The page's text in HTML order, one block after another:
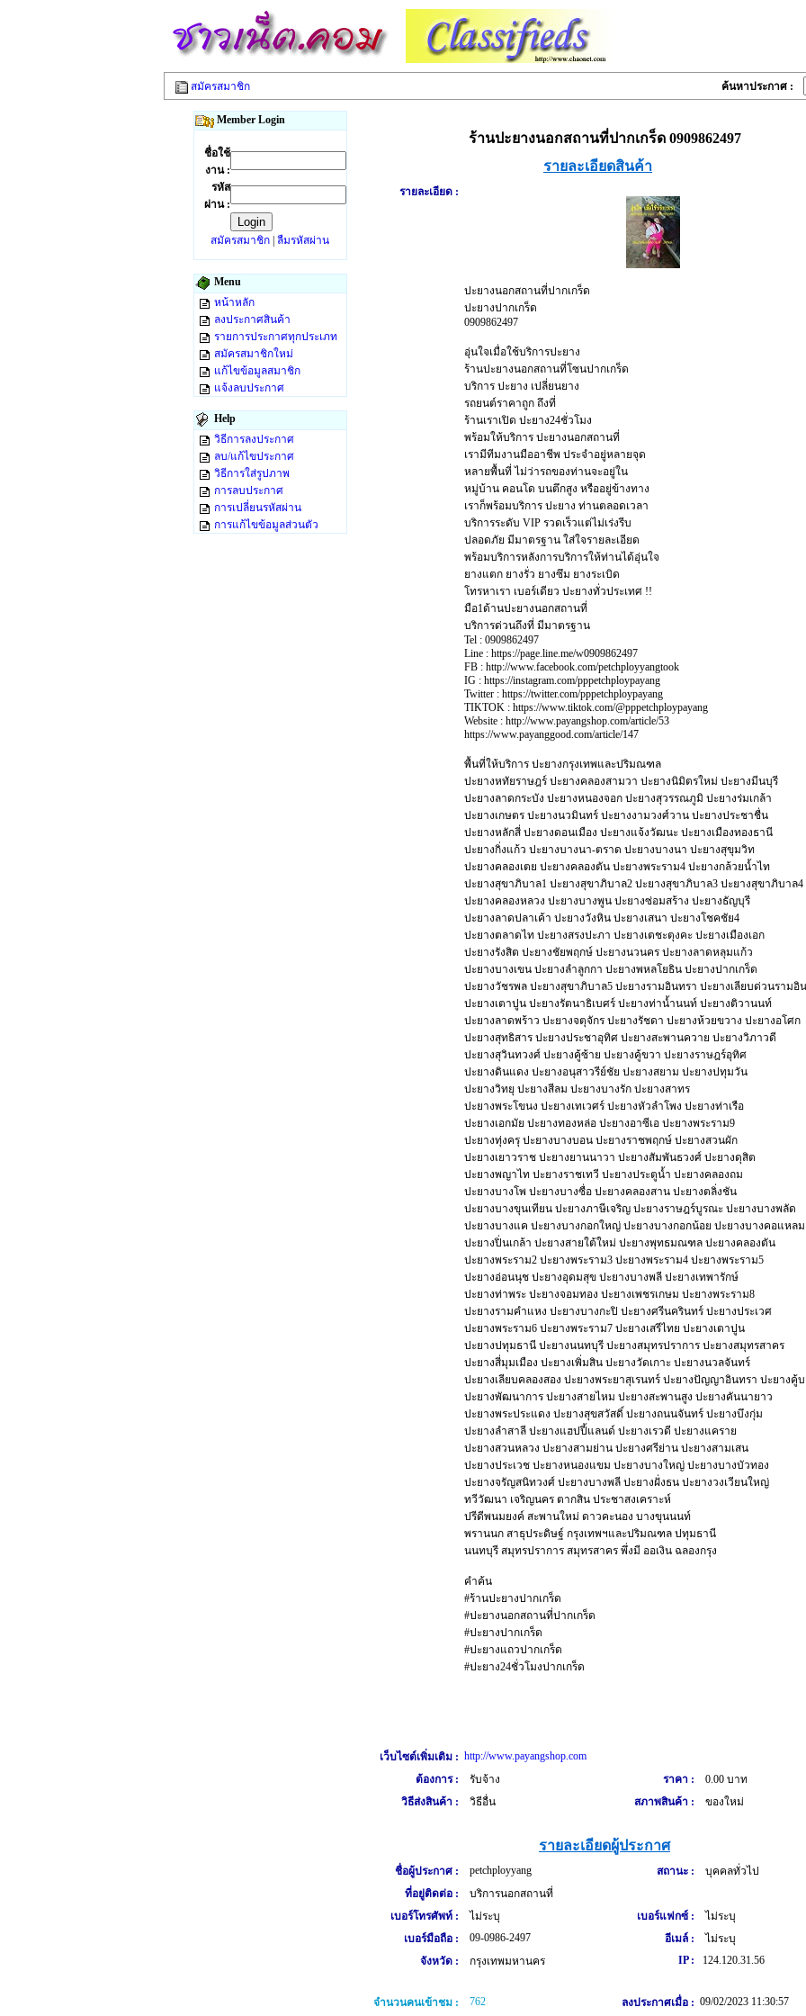
สมัครสมาชิก ค้นหาประกาศ :
Member Login
ชื่อใช้
งาน :
รหัส
ผ่าน :
สมัครสมาชิก ลืมรหัสผ่าน
Menu
หน้าหลัก
ลงประกาศสินค้า
รายการประกาศทุกประเภท
สมัครสมาชิกใหม่
แก้ไขข้อมูลสมาชิก
แจ้งลบประกาศ
Help
วิธีการลงประกาศ
ลบ/แก้ไขประกาศ
วิธีการใส่รูปภาพ
การลบประกาศ
การเปลี่ยนรหัสผ่าน
การแก้ไขข้อมูลส่วนตัว
ร้านปะยางนอกสถานที่ปากเกร็ด 0909862497
รายละเอียดสินค้า
รายละเอียด :
ปะยางนอกสถานที่ปากเกร็ด
ปะยางปากเกร็ด
0909862497
อุ่นใจเมื่อใช้บริการปะยาง
ร้านปะยางนอกสถานที่โซนปากเกร็ด
บริการ ปะยาง เปลี่ยนยาง
รถยนต์ราคาถูก ถึงที่
ร้านเราเปิด ปะยาง24ชั่วโมง
พร้อมให้บริการ ปะยางนอกสถานที่
เรามีทีมงานมืออาชีพ ประจำอยู่หลายจุด
หลายพื้นที่ ไม่ว่ารถของท่านจะอยู่ใน
หมู่บ้าน คอนโด บนตึกสูง หรืออยู่ข้างทาง
เราก็พร้อมบริการ ปะยาง ท่านตลอดเวลา
บริการระดับ VIP รวดเร็วแต่ไม่เร่งรีบ
ปลอดภัย มีมาตรฐาน ใส่ใจรายละเอียด
พร้อมบริการหลังการบริการให้ท่านได้อุ่นใจ
ยางแตก ยางรั่ว ยางซึม ยางระเบิด
โทรหาเรา เบอร์เดียว ปะยางทั่วประเทศ !!
มือ1ด้านปะยางนอกสถานที่
บริการด่วนถึงที่ มีมาตรฐาน
Tel : 0909862497
Line : https://page.line.me/w0909862497
FB : http://www.facebook.com/petchployyangtook
IG : https://instagram.com/pppetchploypayang
Twitter : https://twitter.com/pppetchploypayang
TIKTOK : https://www.tiktok.com/@pppetchploypayang
Website : http://www.payangshop.com/article/53
https://www.payanggood.com/article/147
พื้นที่ให้บริการ ปะยางกรุงเทพและปริมณฑล
ปะยางหทัยราษฎร์ ปะยางคลองสามวา ปะยางนิมิตรใหม่ ปะยางมีนบุรี
ปะยางลาดกระบัง ปะยางหนองจอก ปะยางสุวรรณภูมิ ปะยางร่มเกล้า
ปะยางเกษตร ปะยางนวมินทร์ ปะยางงามวงศ์วาน ปะยางประชาชื่น
ปะยางหลักสี่ ปะยางดอนเมือง ปะยางแจ้งวัฒนะ ปะยางเมืองทองธานี
ปะยางกิ่งแก้ว ปะยางบางนา-ตราด ปะยางบางนา ปะยางสุขุมวิท
ปะยางคลองเตย ปะยางคลองตัน ปะยางพระราม4 ปะยางกล้วยน้ำไท
ปะยางสุขาภิบาล1 ปะยางสุขาภิบาล2 ปะยางสุขาภิบาล3 ปะยางสุขาภิบาล4
ปะยางคลองหลวง ปะยางบางพูน ปะยางซ่อมสร้าง ปะยางธัญบุรี
ปะยางลาดปลาเค้า ปะยางวังหิน ปะยางเสนา ปะยางโชคชัย4
ปะยางตลาดไท ปะยางสรงปะภา ปะยางเตชะตุงคะ ปะยางเมืองเอก
ปะยางรังสิต ปะยางชัยพฤกษ์ ปะยางนวนคร ปะยางลาดหลุมแก้ว
ปะยางบางเขน ปะยางลำลูกกา ปะยางพหลโยธิน ปะยางปากเกร็ด
ปะยางวัชรพล ปะยางสุขาภิบาล5 ปะยางรามอินทรา ปะยางเลียบด่วนรามอิ
ปะยางเตาปูน ปะยางรัตนาธิเบศร์ ปะยางท่าน้ำนนท์ ปะยางติวานนท์
ปะยางลาดพร้าว ปะยางจตุจักร ปะยางรัชดา ปะยางห้วยขวาง ปะยางอโศก
ปะยางสุทธิสาร ปะยางประชาอุทิศ ปะยางสะพานควาย ปะยางวิภาวดี
ปะยางสุวินทวงศ์ ปะยางคู้ซ้าย ปะยางคู้ขวา ปะยางราษฎร์อุทิศ
ปะยางดินแดง ปะยางอนุสาวรีย์ชัย ปะยางสยาม ปะยางปทุมวัน
ปะยางวิทยุ ปะยางสีลม ปะยางบางรัก ปะยางสาทร
ปะยางพระโขนง ปะยางเทเวศร์ ปะยางหัวลำโพง ปะยางท่าเรือ
ปะยางเอกมัย ปะยางทองหล่อ ปะยางอาซีเอ ปะยางพระราม9
ปะยางทุ่งครุ ปะยางบางบอน ปะยางราชพฤกษ์ ปะยางสวนผัก
ปะยางเยาวราช ปะยางยานนาวา ปะยางสัมพันธวงศ์ ปะยางดุสิต
ปะยางพญาไท ปะยางราชเทวี ปะยางประตูน้ำ ปะยางคลองถม
ปะยางบางโพ ปะยางบางซื่อ ปะยางคลองสาน ปะยางตลิ่งชัน
ปะยางบางขุนเทียน ปะยางภาษีเจริญ ปะยางราษฎร์บูรณะ ปะยางบางพลัด
ปะยางบางแค ปะยางบางกอกใหญ่ ปะยางบางกอกน้อย ปะยางบางคอแหลม
ปะยางปิ่นเกล้า ปะยางสายใต้ใหม่ ปะยางพุทธมณฑล ปะยางคลองตัน
ปะยางพระราม2 ปะยางพระราม3 ปะยางพระราม4 ปะยางพระราม5
ปะยางอ่อนนุช ปะยางอุดมสุข ปะยางบางพลี ปะยางเทพารักษ์
ปะยางท่าพระ ปะยางจอมทอง ปะยางเพชรเกษม ปะยางพระราม8
ปะยางรามคำแหง ปะยางบางกะปิ ปะยางศรีนครินทร์ ปะยางประเวศ
ปะยางพระราม6 ปะยางพระราม7 ปะยางเสรีไทย ปะยางเตาปูน
ปะยางปทุมธานี ปะยางนนทบุรี ปะยางสมุทรปราการ ปะยางสมุทรสาคร
ปะยางสี่มุมเมือง ปะยางเพิ่มสิน ปะยางวัดเกาะ ปะยางนวลจันทร์
ปะยางเลียบคลองสอง ปะยางพระยาสุเรนทร์ ปะยางปัญญาอินทรา ปะยางคู้
ปะยางพัฒนาการ ปะยางสายไหม ปะยางสะพานสูง ปะยางคันนายาว
ปะยางพระประแดง ปะยางสุขสวัสดิ์ ปะยางถนนจันทร์ ปะยางบึงกุ่ม
ปะยางลำสาลี ปะยางแฮปปี้แลนด์ ปะยางเรวดี ปะยางแคราย
ปะยางสวนหลวง ปะยางสามย่าน ปะยางศรีย่าน ปะยางสามเสน
ปะยางประเวช ปะยางหนองแขม ปะยางบางใหญ่ ปะยางบางบัวทอง
ปะยางจรัญสนิทวงศ์ ปะยางบางพลี ปะยางฝั่งธน ปะยางวงเวียนใหญ่
ทวีวัฒนา เจริญนคร ตากสิน ประชาสงเคราะห์
ปรีดีพนมยงค์ สะพานใหม่ ดาวคะนอง บางขุนนนท์
พรานนก สาธุประดิษฐ์ กรุงเทพฯและปริมณฑล ปทุมธานี
นนทบุรี สมุทรปราการ สมุทรสาคร พึ่งมี ออเงิน ฉลองกรุง
คำค้น
#ร้านปะยางปากเกร็ด
#ปะยางนอกสถานที่ปากเกร็ด
#ปะยางปากเกร็ด
#ปะยางแถวปากเกร็ด
#ปะยาง24ชั่วโมงปากเกร็ด
เว็บไซต์เพิ่มเติม : http://www.payangshop.com
ต้องการ :
รับจ้าง ราคา :
0.00 บาท
วิธีส่งสินค้า :
วิธีอื่น สภาพสินค้า : ของใหม่
รายละเอียดผู้ประกาศ
ชื่อผู้ประกาศ : petchployyang สถานะ :
บุคคลทั่วไป
ที่อยู่ติดต่อ :
บริการนอกสถานที่
เบอร์โทรศัพท์ :
ไม่ระบุ เบอร์แฟกซ์ :
ไม่ระบุ
เบอร์มือถือ :
09-0986-2497 อีเมล์ :
ไม่ระบุ
จังหวัด :
กรุงเทพมหานคร IP : 124.120.31.56
จำนวนคนเข้าชม : 762 ลงประกาศเมื่อ : 09/02/2023 11:30:57